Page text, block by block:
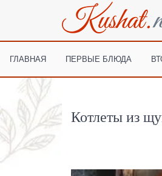
ГЛАВНАЯ ПЕРВЫЕ БЛЮДА
Котлеты из